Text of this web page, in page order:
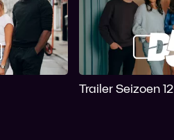
Trailer Seizoen 12